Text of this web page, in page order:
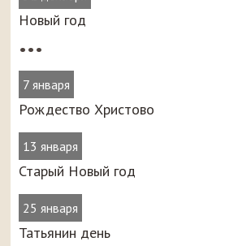
Новый год
•••
7 января
Рождество Христово
13 января
Старый Новый год
25 января
Татьянин день